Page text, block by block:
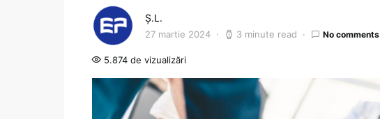
Ș.L.
27 martie 2024 3 minute read No comments
5.874 de vizualizări